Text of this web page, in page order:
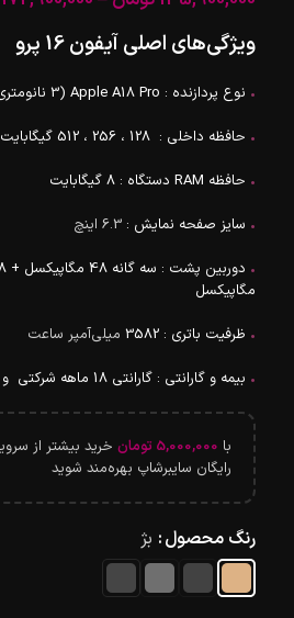
ویژگی‌های اصلی آیفون 16 پرو
• نوع پردازنده : Apple A18 Pro (3 نانومتری)
• حافظه داخلی : 128 ، 256 ، 512 گیگابایت و 1 ترابایت
• حافظه RAM دستگاه : 8 گیگابایت
• سایز صفحه نمایش : 6.3 اینچ
•
مگاپیکسل
• ظرفیت باتری : 3582
میلی‌آمپر ساعت
• بیمه و گارانتی : گارانتی 18 ماهه شرکتی و بیمه 1 ساله
با 5,000,000 تومان
رایگان سایبرشاپ بهره‌مند شوید
رنگ محصول بژ